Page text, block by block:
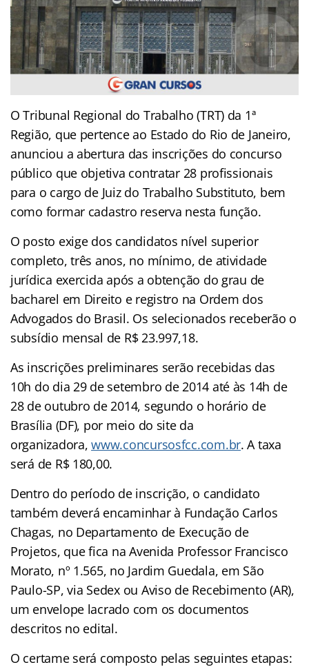
O Tribunal Regional do Trabalho (TRT) da 1ª
Região, que pertence ao Estado do Rio de Janeiro,
anunciou a abertura das inscrições do concurso
público que objetiva contratar 28 profissionais
para o cargo de Juiz do Trabalho Substituto, bem
como formar cadastro reserva nesta função.
O posto exige dos candidatos nível superior
completo, três anos, no mínimo, de atividade
jurídica exercida após a obtenção do grau de
bacharel em Direito e registro na Ordem dos
Advogados do Brasil. Os selecionados receberão o
subsídio mensal de R$ 23.997,18.
As inscrições preliminares serão recebidas das
10h do dia 29 de setembro de 2014 até às 14h de
28 de outubro de 2014, segundo o horário de
Brasília (DF), por meio do site da
organizadora,www.concursosfcc.com.br. A taxa
será de R$ 180,00.
Dentro do período de inscrição, o candidato
também deverá encaminhar à Fundação Carlos
Chagas, no Departamento de Execução de
Projetos, que fica na Avenida Professor Francisco
Morato, nº 1.565, no Jardim Guedala, em São
Paulo-SP, via Sedex ou Aviso de Recebimento (AR),
um envelope lacrado com os documentos
descritos no edital.
O certame será composto pelas seguintes etapas: